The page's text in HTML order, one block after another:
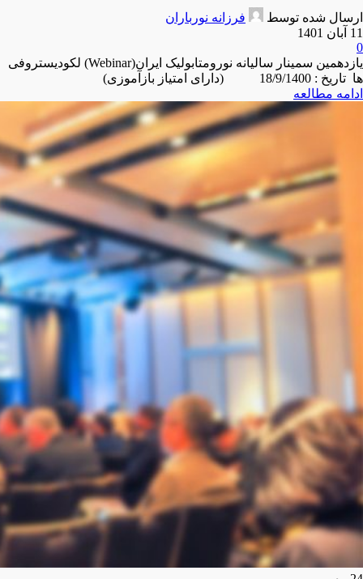
ارسال شده توسط
فرزانه نورباران
11 آبان 1401
0
یازدهمین سمینار سالیانه نورومتابولیک ایران(Webinar) لکودیستروفی
ها تاریخ : 18/9/1400 (دارای امتیاز بازآموزی)
ادامه مطالعه